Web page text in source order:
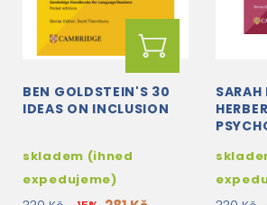
BEN GOLDSTEIN'S 30
IDEAS ON INCLUSION
skladem (ihned
expedujeme)
SARAH